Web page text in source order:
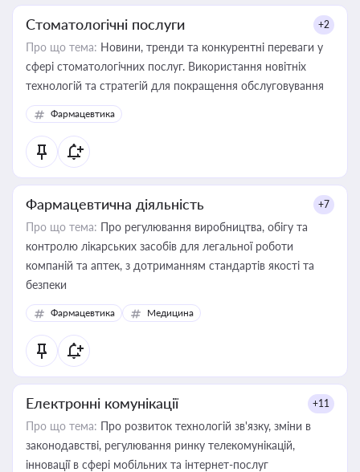
Стоматологічні послуги +2
Про що тема: Новини, тренди та конкурентні переваги у
сфері стоматологічних послуг. Використання новітніх
технологій та стратегій для покращення обслуговування
Фармацевтика
Фармацевтична діяльність +7
Про що тема: Про регулювання виробництва, обігу та
контролю лікарських засобів для легальної роботи
компаній та аптек, з дотриманням стандартів якості та
безпеки
Фармацевтика Медицина
Електронні комунікації +11
Про що тема: Про розвиток технологій зв'язку, зміни в
законодавстві, регулювання ринку телекомунікацій,
інновації в сфері мобільних та інтернет-послуг